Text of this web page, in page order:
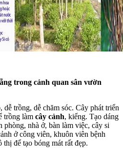
trong cảnh quan sân vườn
dễ trồng, dễ chăm sóc. Cây phát triển
trồng làm cây cảnh, kiểng. Tạo dáng
phòng, nhà ở, bàn làm việc, cây si
ở công viên, khuôn viên bệnh
để tạo bóng mát rất đẹp.